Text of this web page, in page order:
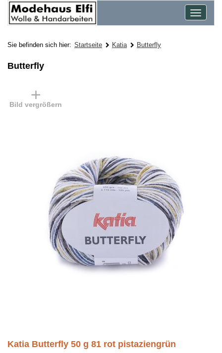
Toggle
Sie befinden sich hier: Startseite Katia Butterfly
Butterfly
Bild vergrößern
Katia Butterfly 50 g 81 rot pistaziengrün